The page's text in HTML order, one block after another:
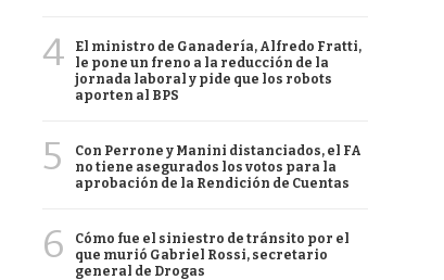
4
El ministro de Ganadería, Alfredo Fratti,
le pone un freno a la reducción de la
jornada laboral y pide que los robots
aporten al BPS
5
Con Perrone y Manini distanciados, el FA
no tiene asegurados los votos para la
aprobación de la Rendición de Cuentas
6
Cómo fue el siniestro de tránsito por el
que murió Gabriel Rossi, secretario
general de Drogas